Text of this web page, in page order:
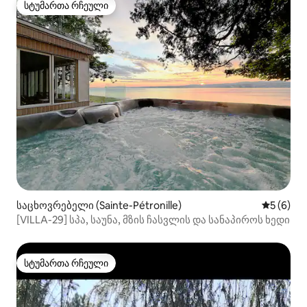
სტუმართა რჩეული
სტუმართა რჩეული
საცხოვრებელი (Sainte-Pétronille) საშუალო
5 (6)
[VILLA-29] სპა, საუნა, მზის ჩასვლის და სანაპიროს ხედი
სტუმართა რჩეული
სტუმართა რჩეული